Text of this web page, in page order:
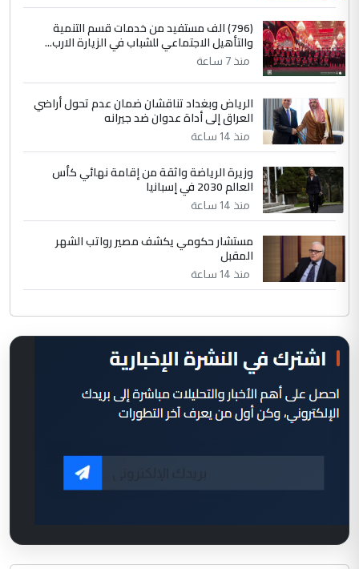
(796) الف مستفيد من خدمات قسم التنمية
والتأهيل الاجتماعي للشباب في الزيارة الارب...
منذ 7 ساعة
الرياض وبغداد تناقشان ضمان عدم تحول أراضي
العراق إلى أداة عدوان ضد جيرانه
منذ 14 ساعة
وزيرة الرياضة واثقة من إقامة نهائي كأس
العالم 2030 في إسبانيا
منذ 14 ساعة
مستشار حكومي يكشف مصير رواتب الشهر
المقبل
منذ 14 ساعة